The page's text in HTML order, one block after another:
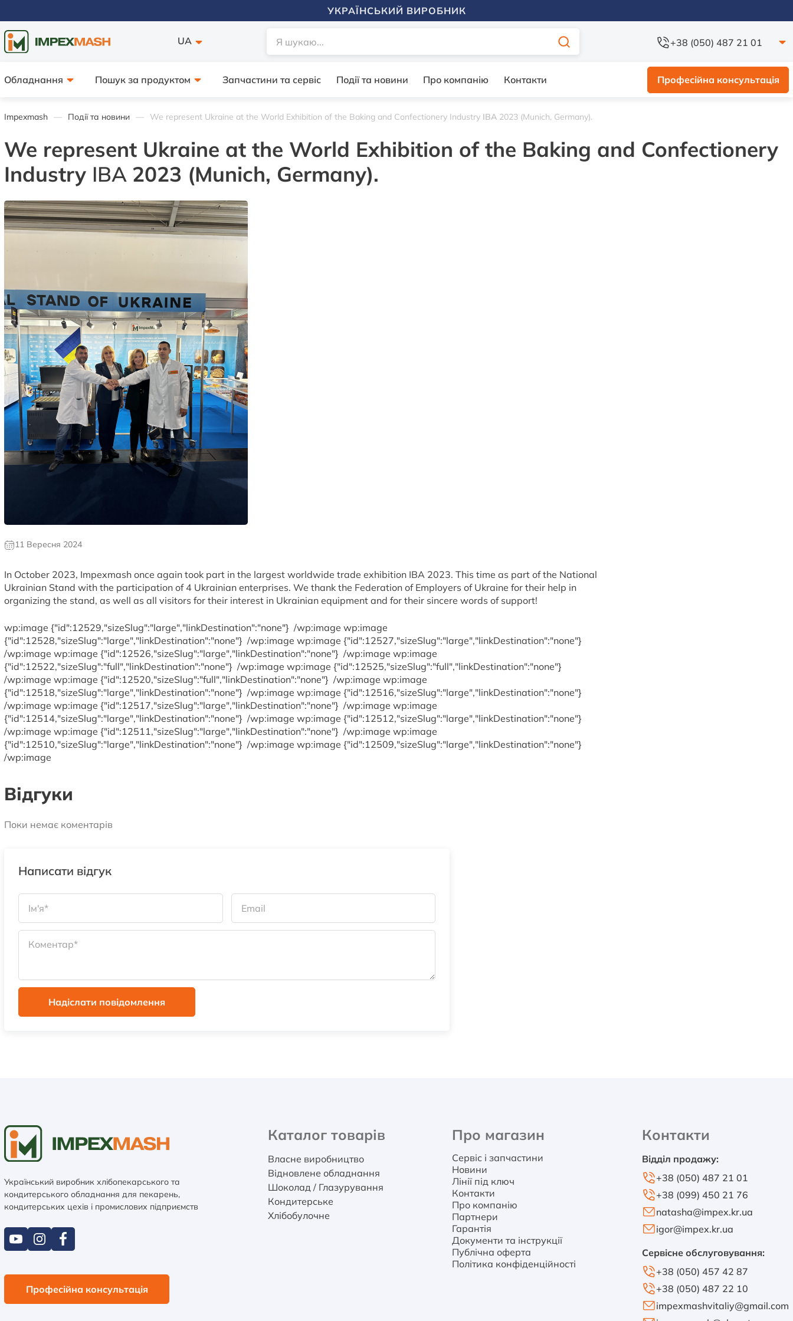
УКРАЇНСЬКИЙ ВИРОБНИК
UA +38 (050) 487 21 01
Обладнання Пошук за продуктом Запчастини та сервіс Події та новини Про компанію Контакти Професійна консультація
Impexmash Події та новини We represent Ukraine at the World Exhibition of the Baking and Confectionery Industry IBA 2023 (Munich, Germany).
We represent Ukraine at the World Exhibition of the Baking and Confectionery
Industry IBA 2023 (Munich, Germany).
11 Вересня 2024
In October 2023, Impexmash once again took part in the largest worldwide trade exhibition IBA 2023. This time as part of the National
Ukrainian Stand with the participation of 4 Ukrainian enterprises. We thank the Federation of Employers of Ukraine for their help in
organizing the stand, as well as all visitors for their interest in Ukrainian equipment and for their sincere words of support!
wp:image {"id":12529,"sizeSlug":"large","linkDestination":"none"} /wp:image wp:image
{"id":12528,"sizeSlug":"large","linkDestination":"none"} /wp:image wp:image {"id":12527,"sizeSlug":"large","linkDestination":"none"}
/wp:image wp:image {"id":12526,"sizeSlug":"large","linkDestination":"none"} /wp:image wp:image
{"id":12522,"sizeSlug":"full","linkDestination":"none"} /wp:image wp:image {"id":12525,"sizeSlug":"full","linkDestination":"none"}
/wp:image wp:image {"id":12520,"sizeSlug":"full","linkDestination":"none"} /wp:image wp:image
{"id":12518,"sizeSlug":"large","linkDestination":"none"} /wp:image wp:image {"id":12516,"sizeSlug":"large","linkDestination":"none"}
/wp:image wp:image {"id":12517,"sizeSlug":"large","linkDestination":"none"} /wp:image wp:image
{"id":12514,"sizeSlug":"large","linkDestination":"none"} /wp:image wp:image {"id":12512,"sizeSlug":"large","linkDestination":"none"}
/wp:image wp:image {"id":12511,"sizeSlug":"large","linkDestination":"none"} /wp:image wp:image
{"id":12510,"sizeSlug":"large","linkDestination":"none"} /wp:image wp:image {"id":12509,"sizeSlug":"large","linkDestination":"none"}
/wp:image
Відгуки
Поки немає коментарів
Написати відгук
Надіслати повідомлення
Український виробник хлібопекарського та
кондитерського обладнання для пекарень,
кондитерських цехів і промислових підприємств
Професійна консультація
Каталог товарів
Власне виробництво
Відновлене обладнання
Шоколад / Глазурування
Кондитерське
Хлібобулочне
Про магазин
Сервіс і запчастини
Новини
Лінії під ключ
Контакти
Про компанію
Партнери
Гарантія
Документи та інструкції
Публічна оферта
Політика конфіденційності
Контакти
Відділ продажу:
+38 (050) 487 21 01
+38 (099) 450 21 76
natasha@impex.kr.ua
igor@impex.kr.ua
Сервісне обслуговування:
+38 (050) 457 42 87
+38 (050) 487 22 10
impexmashvitaliy@gmail.com